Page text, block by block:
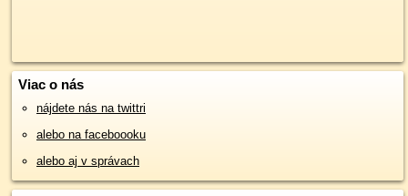
Viac o nás
nájdete nás na twittri
alebo na faceboooku
alebo aj v správach